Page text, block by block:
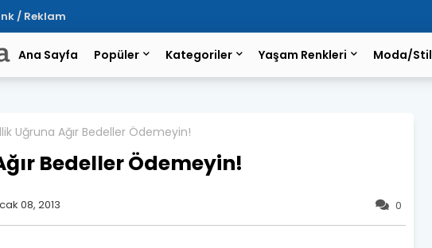
/ Reklam
Ana Sayfa Popüler Kategoriler Yaşam Renkleri Moda/Stil
Uğruna Ağır Bedeller Ödemeyin!
Bedeller Ödemeyin!
0
08, 2013